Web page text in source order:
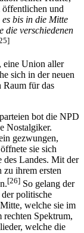
und
bis in die Mitte
die verschiedenen
eine Union aller
sich in der neuen
Raum für das
bot die NPD
Nostalgiker.
gezwungen,
sie sich
des Landes. Mit der
ihrem ersten
[26] So gelang der
politische
welche sie im
Spektrum,
welche die